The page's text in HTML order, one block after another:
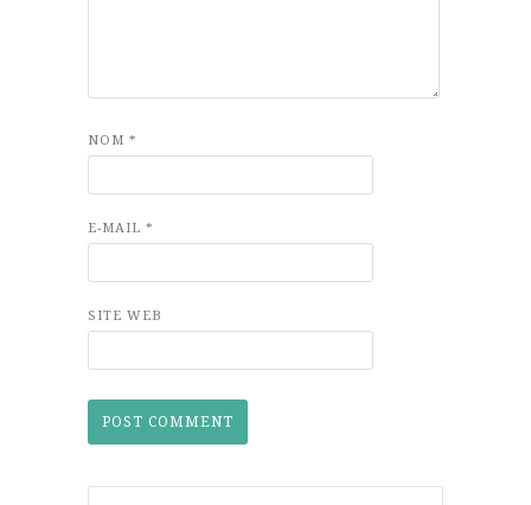
NOM *
E-MAIL *
SITE WEB